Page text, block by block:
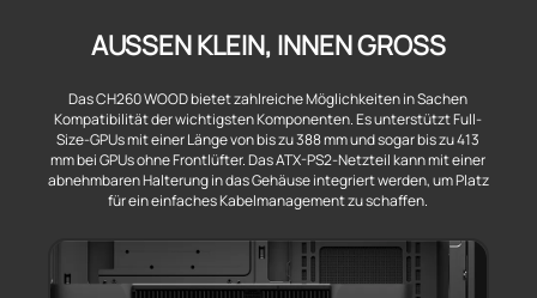
AUSSEN KLEIN, INNEN GROSS
Das CH260 WOOD bietet zahlreiche Möglichkeiten in Sachen
Kompatibilität der wichtigsten Komponenten. Es unterstützt Full-
Size-GPUs mit einer Länge von bis zu 388 mm und sogar bis zu 413
mm bei GPUs ohne Frontlüfter. Das ATX-PS2-Netzteil kann mit einer
abnehmbaren Halterung in das Gehäuse integriert werden, um Platz
für ein einfaches Kabelmanagement zu schaffen.